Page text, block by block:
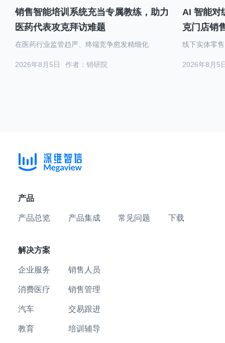
销售智能培训系统充当专属教练，助力
医药代表攻克拜访难题
作者：销研院
2026年8月5日
在医药行业监管趋严、终端竞争愈发精细化
AI 智能对
克门店销
2026年8月5
线下实体零
产品
产品总览 产品集成 常见问题 下载
解决方案
企业服务
消费医疗
汽车
教育
销售人员
销售管理
交易跟进
培训辅导